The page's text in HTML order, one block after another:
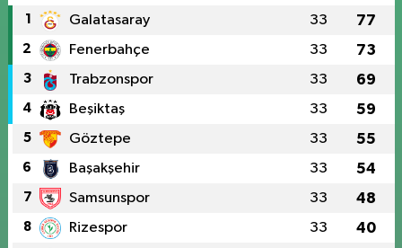
1 Galatasaray 33 77
2 Fenerbahçe 33 73
3 Trabzonspor 33 69
4 Beşiktaş 33 59
5 Göztepe 33 55
6 Başakşehir 33 54
7 Samsunspor 33 48
8 Rizespor 33 40